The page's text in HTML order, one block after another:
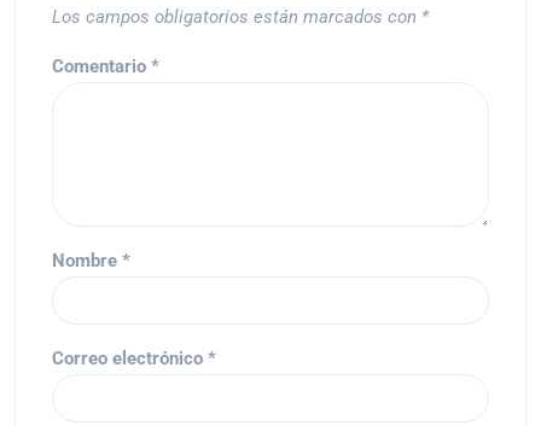
Los campos obligatorios están marcados con *
Comentario *
Nombre *
Correo electrónico *